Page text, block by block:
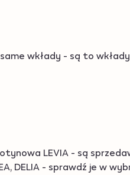
wkłady - są to
LEVIA - są
DELIA - sprawdź je w